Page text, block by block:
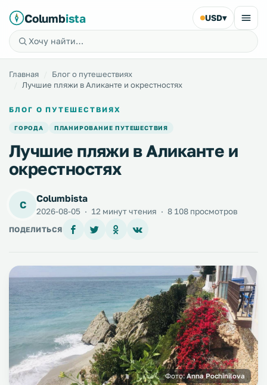
Columbista USD▾
Главная
Блог о путешествиях
Лучшие пляжи в Аликанте и окрестностях
БЛОГ О ПУТЕШЕСТВИЯХ
ГОРОДА ПЛАНИРОВАНИЕ ПУТЕШЕСТВИЯ
Лучшие пляжи в Аликанте и
окрестностях
C
Columbista
2026-08-05 · 12 минут чтения · 8 108 просмотров
ПОДЕЛИТЬСЯ
Фото:Anna Pochinilova